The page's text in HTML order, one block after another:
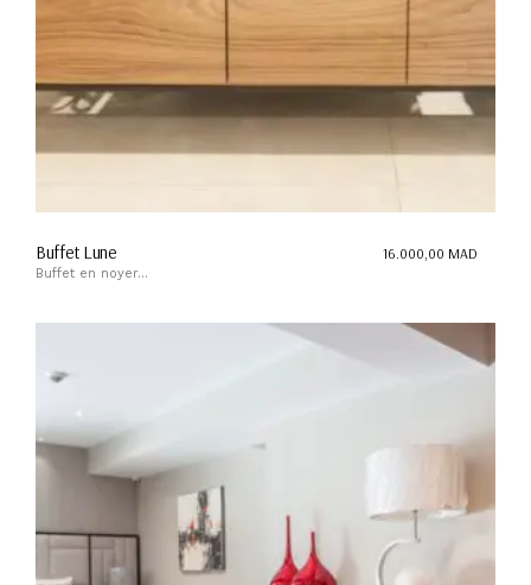
Buffet Lune
Buffet en noyer...
16.000,00 MAD